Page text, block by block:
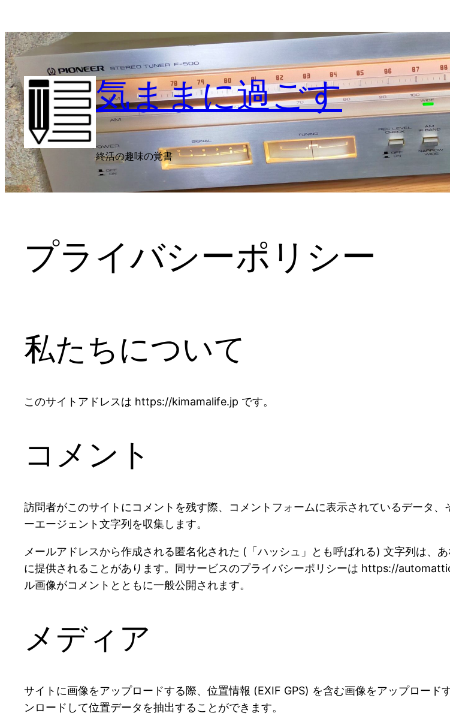
容
を
ス
キ
ッ
プ
気ままに過ごす
終活の趣味の覚書
プライバシーポリシー
私たちについて
このサイトアドレスは https://kimamalife.jp です。
コメント
訪問者がこのサイトにコメントを残す際、コメントフォームに表示されているデータ
ーエージェント文字列を収集します。
メールアドレスから作成される匿名化された (「ハッシュ」とも呼ばれる) 文字列は、
に提供されることがあります。同サービスのプライバシーポリシーは https://
ル画像がコメントとともに一般公開されます。
メディア
サイトに画像をアップロードする際、位置情報 (EXIF GPS) を含む画像をアップロー
ンロードして位置データを抽出することができます。